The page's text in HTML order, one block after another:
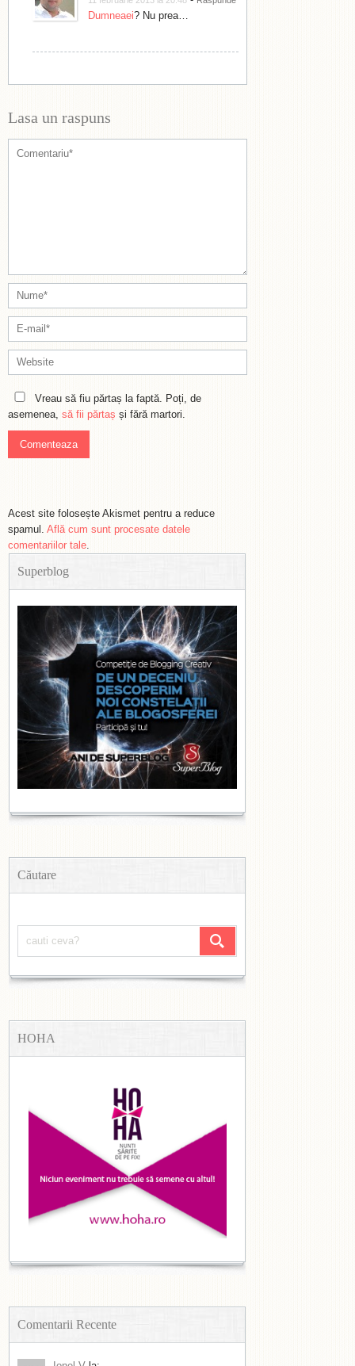
Dumneaei? Nu prea…
Lasa un raspuns
Vreau să fiu părtaș la faptă. Poți, de
asemenea, să fii părtaș și fără martori.
Acest site folosește Akismet pentru a reduce
spamul. Află cum sunt procesate datele
comentariilor tale.
Superblog
Căutare
HOHA
Comentarii Recente